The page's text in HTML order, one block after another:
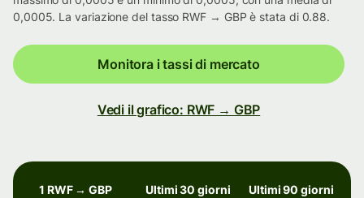
0,0005. La variazione del tasso RWF → GBP è stata di 0.88.
Monitora i tassi di mercato
Vedi il grafico: RWF → GBP
1 RWF → GBP Ultimi 30 giorni Ultimi 90 giorni